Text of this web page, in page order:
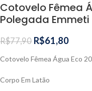
Cotovelo Fêmea
Polegada Emmeti
R$77,90 R$61,80
Cotovelo Fêmea Água Eco
Corpo Em Latão